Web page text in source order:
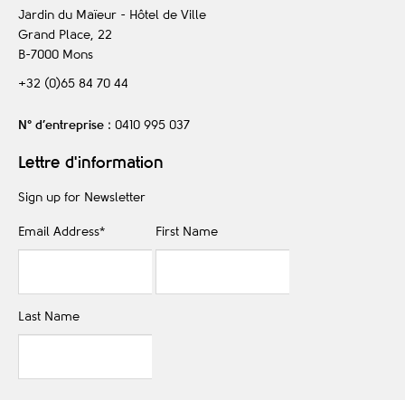
Jardin du Maïeur - Hôtel de Ville
Grand Place, 22
B-7000 Mons
+32 (0)65 84 70 44
N° d’entreprise : 0410 995 037
Lettre d'information
Sign up for Newsletter
Email Address* First Name
Last Name